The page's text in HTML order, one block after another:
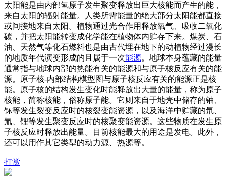
太阳能是由内部氢原子发生聚变释放出巨大核能而产生的能，
来自太阳的辐射能量。人类所需能量的绝大部分太阳能都直接
或间接地来自太阳。植物通过光合作用释放氧气、吸收二氧化
碳，并把太阳能转变成化学能在植物体内贮存下来。煤炭、石
油、天然气等化石燃料也是由古代埋在地下的动植物经过漫长
的地质年代演变形成的且属于一次能源。地球本身蕴藏的能量
通常指与地球内部的热能有关的能源和与原子核反应有关的能
源。原子核-内部结构模型图与原子核反应有关的能源正是核
能。原子核的结构发生变化时能释放出大量的能量，称为原子
核能，简称核能，俗称原子能。它则来自于地壳中储存的铀、
钚等发生裂变反应时的核裂变能资源，以及海洋中贮藏的氘、
氚、锂等发生聚变反应时的核聚变能资源。这些物质在发生原
子核反应时释放出能量。目前核能最大的用途是发电。此外，
还可以用作其它类型的动力源、热源等。
打赏